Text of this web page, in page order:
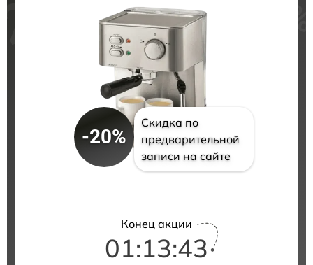
-20%
Скидка по
предварительной
записи на сайте
Конец акции
01:13:43